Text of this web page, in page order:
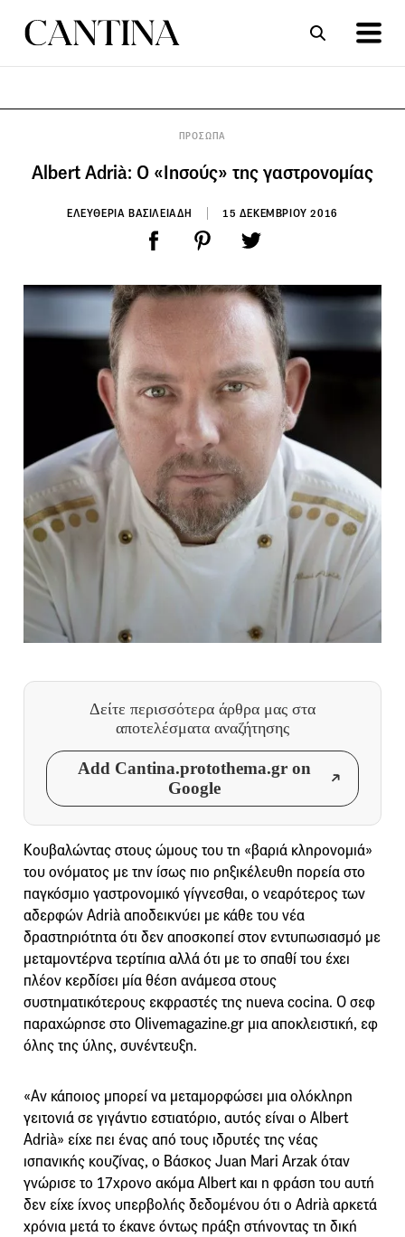
ΠΡΟΣΩΠΑ
Albert Adrià: O «Ιησούς» της γαστρονομίας
ΕΛΕΥΘΕΡΙΑ ΒΑΣΙΛΕΙΑΔΗ 15 ΔΕΚΕΜΒΡΙΟΥ 2016
Δείτε περισσότερα άρθρα μας στα
αποτελέσματα αναζήτησης
Add Cantina.protothema.gr on
Google
Κουβαλώντας στους ώμους του τη «βαριά κληρονομιά»
του ονόματος με την ίσως πιο ρηξικέλευθη πορεία στο
παγκόσμιο γαστρονομικό γίγνεσθαι, ο νεαρότερος των
αδερφών Adrià αποδεικνύει με κάθε του νέα
δραστηριότητα ότι δεν αποσκοπεί στον εντυπωσιασμό με
μεταμοντέρνα τερτίπια αλλά ότι με το σπαθί του έχει
πλέον κερδίσει μία θέση ανάμεσα στους
συστηματικότερους εκφραστές της nueva cocina. Ο σεφ
παραχώρησε στο Olivemagazine.gr μια αποκλειστική, εφ
όλης της ύλης, συνέντευξη.
«Αν κάποιος μπορεί να μεταμορφώσει μια ολόκληρη
γειτονιά σε γιγάντιο εστιατόριο, αυτός είναι ο Albert
Adrià» είχε πει ένας από τους ιδρυτές της νέας
ισπανικής κουζίνας, ο Βάσκος Juan Mari Arzak όταν
γνώρισε το 17χρονο ακόμα Albert και η φράση του αυτή
δεν είχε ίχνος υπερβολής δεδομένου ότι ο Adrià αρκετά
χρόνια μετά το έκανε όντως πράξη στήνοντας τη δική